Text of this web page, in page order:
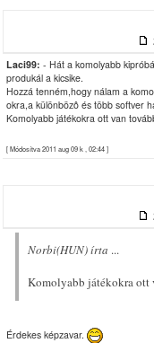
Laci99: - Hát a komolyabb
produkál a kicsike.
Hozzá tenném,hogy nálam a
okra,a különbözô és több softver
Komolyabb játékokra ott van
[ Módosítva 2011 aug 09 k , 02:44 ]
Norbi(HUN) írta ...
Komolyabb játékokra ott
Érdekes képzavar.